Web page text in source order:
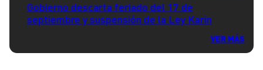
Gobierno descarta feriado del 17 de
septiembre y suspensión de la Ley Karin
VER MÁS